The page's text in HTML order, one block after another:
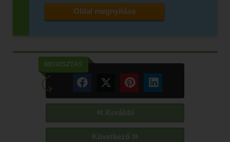
Oldal megnyitása
MEGOSZTÁS
Korábbi
Következő